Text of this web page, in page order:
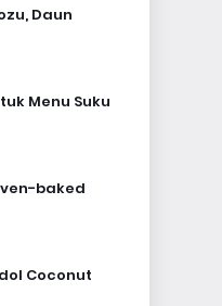
Daun
Menu Suku
baked
Coconut